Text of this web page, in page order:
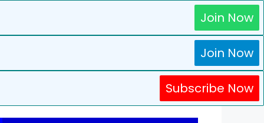
Join Now
Join Now
Subscribe Now